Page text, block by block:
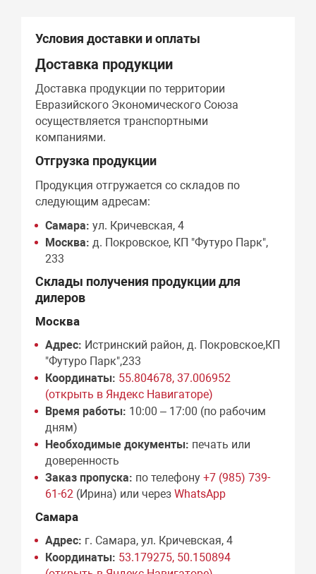
Условия доставки и оплаты
Доставка продукции
Доставка продукции по территории
Евразийского Экономического Союза
осуществляется транспортными
компаниями.
Отгрузка продукции
Продукция отгружается со складов по
следующим адресам:
Самара: ул. Кричевская, 4
Москва: д. Покровское, КП "Футуро Парк",
233
Склады получения продукции для
дилеров
Москва
Адрес: Истринский район, д. Покровское,КП
"Футуро Парк",233
Координаты: 55.804678, 37.006952
(открыть в Яндекс Навигаторе)
Время работы: 10:00 – 17:00 (по рабочим
дням)
Необходимые документы: печать или
доверенность
Заказ пропуска: по телефону+7 (985) 739-
61-62 (Ирина) или черезWhatsApp
Самара
Адрес: г. Самара, ул. Кричевская, 4
Координаты: 53.179275, 50.150894